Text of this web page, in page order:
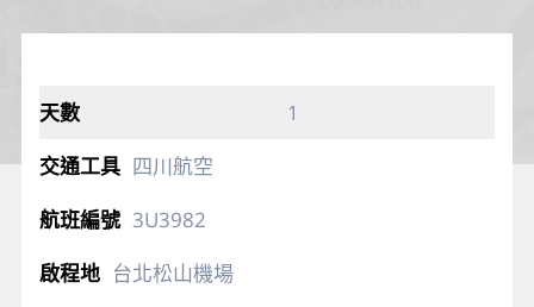
1
四川航空
3U3982
台北松山機場